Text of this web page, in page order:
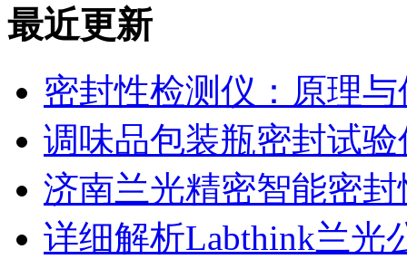
最近更新
密封性检测仪：原理
调味品包装瓶密封试
济南兰光精密智能密
详细解析Labthink兰光